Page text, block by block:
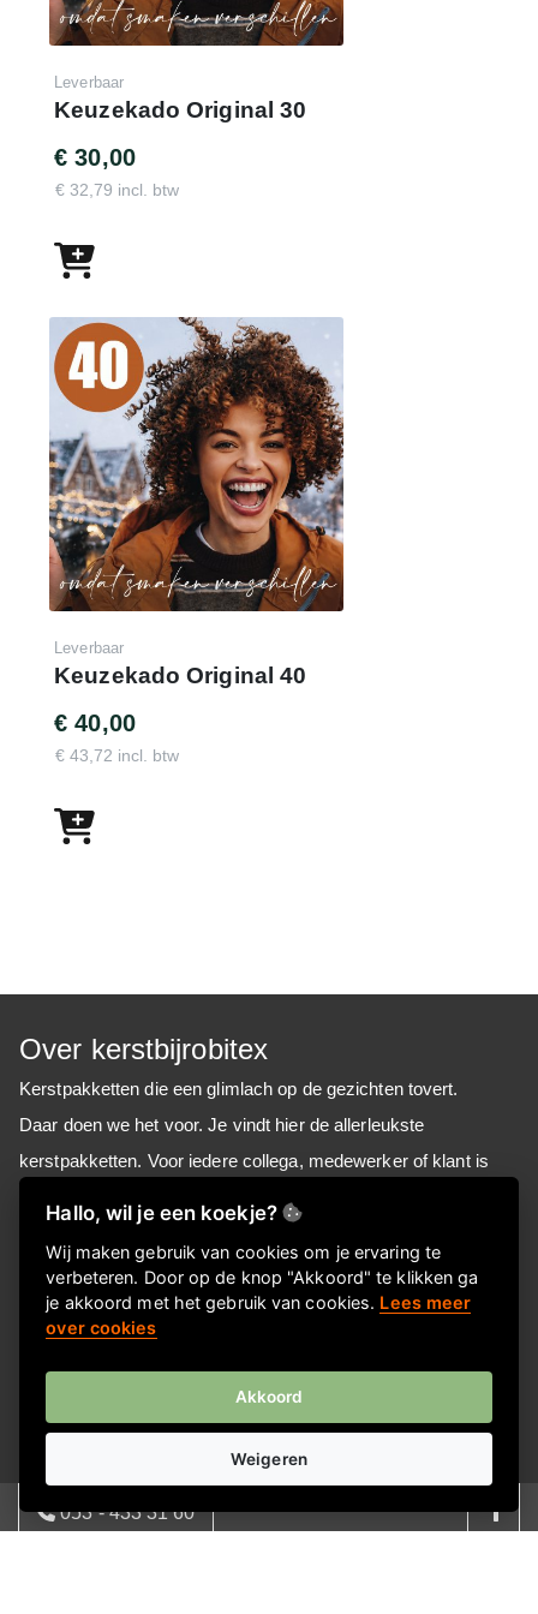
Leverbaar
Keuzekado Original 30
€ 30,00
€ 32,79 incl. btw
Leverbaar
Keuzekado Original 40
€ 40,00
€ 43,72 incl. btw
Over kerstbijrobitex
Kerstpakketten die een glimlach op de gezichten tovert.
Daar doen we het voor. Je vindt hier de allerleukste
kerstpakketten. Voor iedere collega, medewerker of klant is
Informatie
Over ons
FAQ
Contactgegevens
Meld je aan voor onze nieuwsbrief!
053 - 433 31 60
Hallo, wil je een koekje?
Wij maken gebruik van cookies om je ervaring te
verbeteren. Door op de knop "Akkoord" te klikken ga
je akkoord met het gebruik van cookies. Lees meer
over cookies
Akkoord
Weigeren